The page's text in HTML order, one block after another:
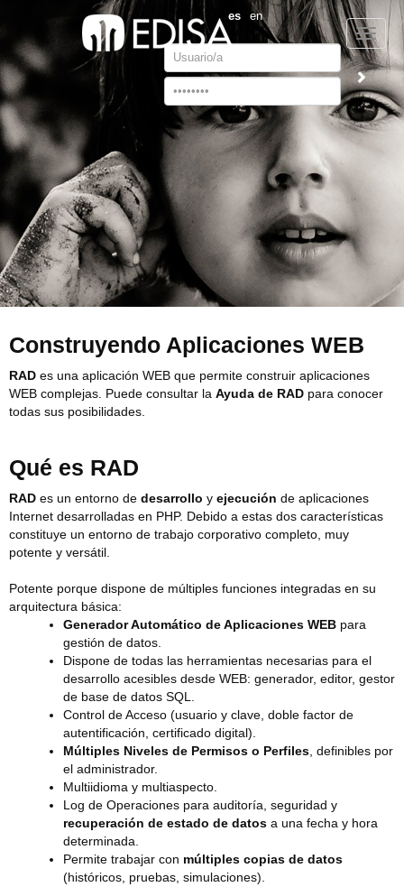
es en
Username
Toggle
Construyendo Aplicaciones WEB
RAD es una aplicación WEB que permite construir aplicaciones
WEB complejas. Puede consultar la Ayuda de RAD para conocer
todas sus posibilidades.
Qué es RAD
RAD es un entorno de desarrollo y ejecución de aplicaciones
Internet desarrolladas en PHP. Debido a estas dos características
constituye un entorno de trabajo corporativo completo, muy
potente y versátil.
Potente porque dispone de múltiples funciones integradas en su
arquitectura básica:
Generador Automático de Aplicaciones WEB para
gestión de datos.
Dispone de todas las herramientas necesarias para el
desarrollo acesibles desde WEB: generador, editor, gestor
de base de datos SQL.
Control de Acceso (usuario y clave, doble factor de
autentificación, certificado digital).
Múltiples Niveles de Permisos o Perfiles , definibles por
el administrador.
Multiidioma y multiaspecto.
Log de Operaciones para auditoría, seguridad y
recuperación de estado de datos a una fecha y hora
determinada.
Permite trabajar con múltiples copias de datos
(históricos, pruebas, simulaciones).